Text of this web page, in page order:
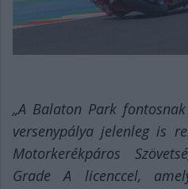
„A Balaton Park
versenypálya jelenleg is
Motorkerékpáros
Grade A licenccel,